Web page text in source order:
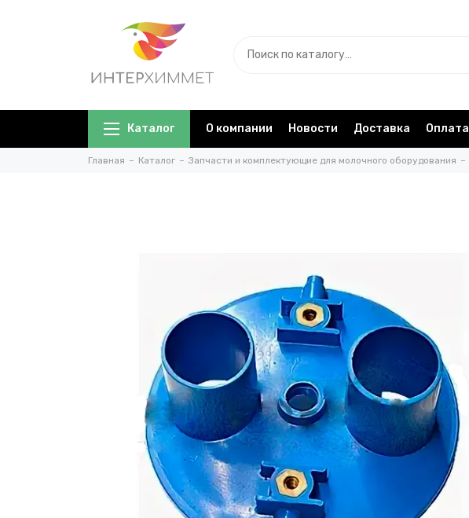
Каталог О компании Новости Доставка Оплата
Главная Каталог Запчасти и комплектующие для молочного оборудования